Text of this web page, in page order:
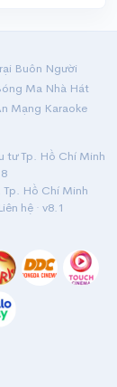
Buôn Người
Ma Nhà Hát
Mạng Karaoke
tư Tp. Hồ Chí Minh
Tp. Hồ Chí Minh
Liên hệ · v8.1